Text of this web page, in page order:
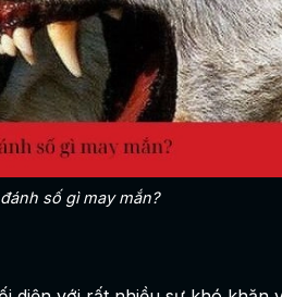
số gì may mắn?